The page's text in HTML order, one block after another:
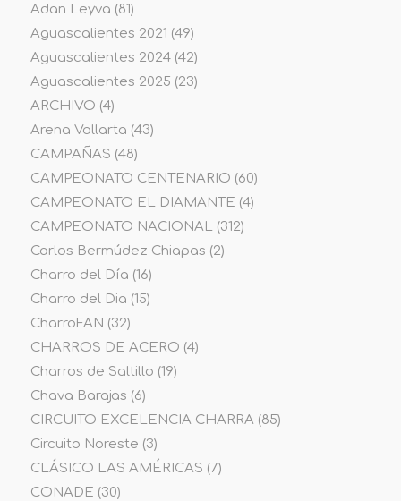
Adan Leyva (81)
Aguascalientes 2021 (49)
Aguascalientes 2024(42)
Aguascalientes 2025 (23)
ARCHIVO (4)
Arena Vallarta (43)
CAMPAÑAS (48)
CAMPEONATO CENTENARIO (60)
CAMPEONATO EL DIAMANTE (4)
CAMPEONATO NACIONAL(312)
Carlos Bermúdez Chiapas (2)
Charro del Día (16)
Charro del Dia (15)
CharroFAN (32)
CHARROS DE ACERO (4)
Charros de Saltillo (19)
Chava Barajas (6)
CIRCUITO EXCELENCIA CHARRA(85)
Circuito Noreste (3)
CLÁSICO LAS AMÉRICAS (7)
CONADE (30)